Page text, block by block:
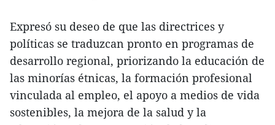
Expresó su deseo de que las directrices y
políticas se traduzcan pronto en programas de
desarrollo regional, priorizando la educación de
las minorías étnicas, la formación profesional
vinculada al empleo, el apoyo a medios de vida
sostenibles, la mejora de la salud y la